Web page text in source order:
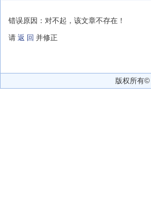
错误原因：对不起，该文章不存在！
请 返 回 并修正
版权所有©